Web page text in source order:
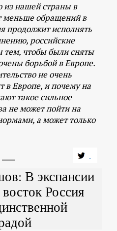
из нашей страны в
меньше обращений в
продолжит исполнять
российские
тем, чтобы были сняты
борьбой в Европе.
не очень
в Европе, и почему на
такое сильное
не может пойти на
а может только
В экспансии
Россия